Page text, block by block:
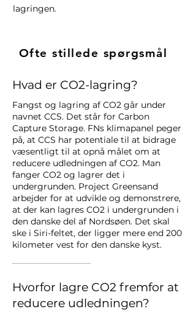
lagringen.
Ofte stillede spørgsmål
Hvad er CO2-lagring?
Fangst og lagring af CO2 går under
navnet CCS. Det står for Carbon
Capture Storage. FNs klimapanel peger
på, at CCS har potentiale til at bidrage
væsentligt til at opnå målet om at
reducere udledningen af CO2. Man
fanger CO2 og lagrer det i
undergrunden. Project Greensand
arbejder for at udvikle og demonstrere,
at der kan lagres CO2 i undergrunden i
den danske del af Nordsøen. Det skal
ske i Siri-feltet, der ligger mere end 200
kilometer vest for den danske kyst.
Hvorfor lagre CO2 fremfor at
reducere udledningen?